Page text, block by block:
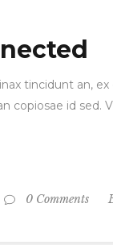
tincidunt an,
copiosae id
0 Comments